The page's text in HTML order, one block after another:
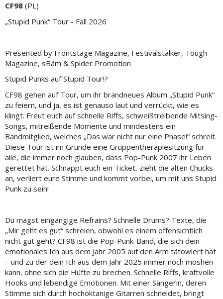
CF98 (PL)
„Stupid Punk“ Tour - Fall 2026
Presented by Frontstage Magazine, Festivalstalker, Tough
Magazine, sBäm & Spider Promotion
Stupid Punks auf Stupid Tour!?
CF98 gehen auf Tour, um ihr brandneues Album „Stupid Punk“
zu feiern, und ja, es ist genauso laut und verrückt, wie es
klingt. Freut euch auf schnelle Riffs, schweißtreibende Mitsing-
Songs, mitreißende Momente und mindestens ein
Bandmitglied, welches „Das war nicht nur eine Phase!“ schreit.
Diese Tour ist im Grunde eine Gruppentherapiesitzung für
alle, die immer noch glauben, dass Pop-Punk 2007 ihr Leben
gerettet hat. Schnappt euch ein Ticket, zieht die alten Chucks
an, verliert eure Stimme und kommt vorbei, um mit uns Stupid
Punk zu sein!
Du magst eingängige Refrains? Schnelle Drums? Texte, die
„Mir geht es gut“ schreien, obwohl es einem offensichtlich
nicht gut geht? CF98 ist die Pop-Punk-Band, die sich dein
emotionales Ich aus dem Jahr 2005 auf den Arm tätowiert hat
– und zu der dein Ich aus dem Jahr 2025 immer noch moshen
kann, ohne sich die Hüfte zu brechen. Schnelle Riffs, kraftvolle
Hooks und lebendige Emotionen. Mit einer Sängerin, deren
Stimme sich durch hochoktanige Gitarren schneidet, bringt